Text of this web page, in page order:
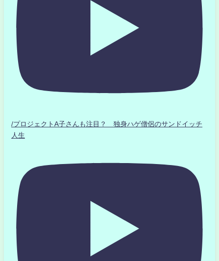
/プロジェクトA子さんも注目？ 独身ハゲ僧侶のサンドイッチ
人生